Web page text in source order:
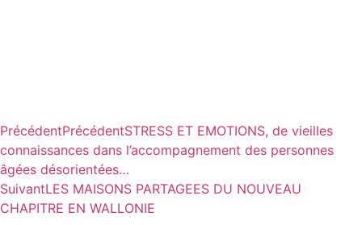
PrécédentPrécédentSTRESS ET EMOTIONS, de vieilles
connaissances dans l’accompagnement des personnes
âgées désorientées…
SuivantLES MAISONS PARTAGEES DU NOUVEAU
CHAPITRE EN WALLONIE